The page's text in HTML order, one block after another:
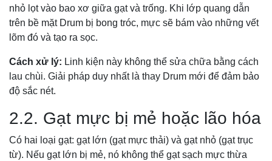
nhỏ lọt vào bao xơ giữa gạt và trống. Khi lớp quang dẫn
trên bề mặt Drum bị bong tróc, mực sẽ bám vào những vết
lõm đó và tạo ra sọc.
Cách xử lý: Linh kiện này không thể sửa chữa bằng cách
lau chùi. Giải pháp duy nhất là thay Drum mới để đảm bảo
độ sắc nét.
2.2. Gạt mực bị mẻ hoặc lão hóa
Có hai loại gạt: gạt lớn (gạt mực thải) và gạt nhỏ (gạt trục
từ). Nếu gạt lớn bị mẻ, nó không thể gạt sạch mực thừa